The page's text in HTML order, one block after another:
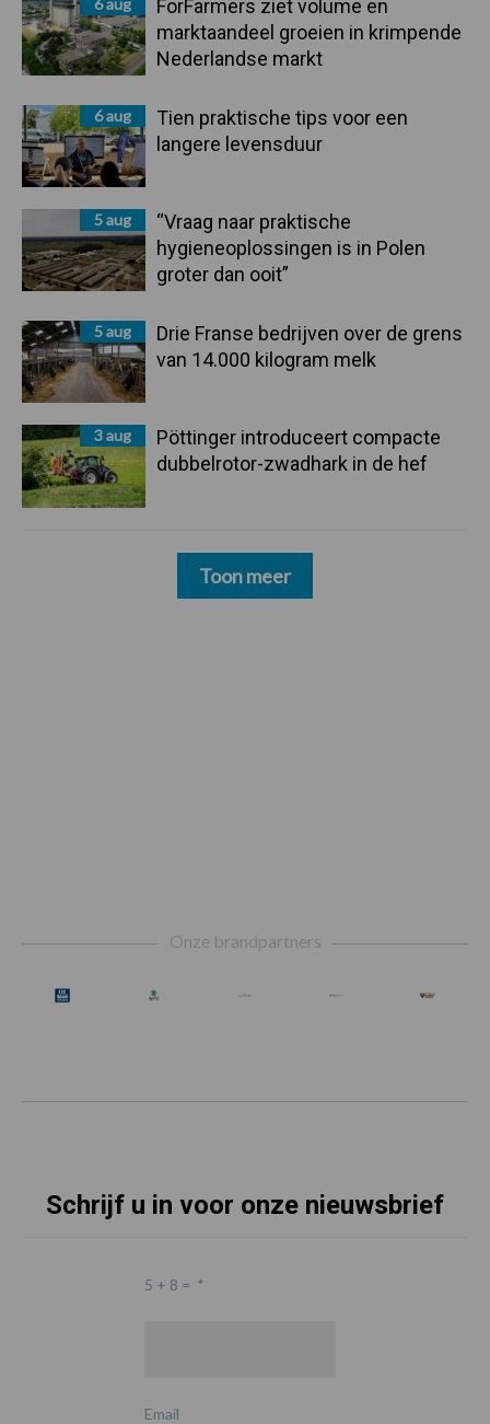
ForFarmers ziet volume en
marktaandeel groeien in krimpende
Nederlandse markt
6 aug
Tien praktische tips voor een
langere levensduur
5 aug
“Vraag naar praktische
hygieneoplossingen is in Polen
groter dan ooit”
5 aug
Drie Franse bedrijven over de grens
van 14.000 kilogram melk
3 aug
Pöttinger introduceert compacte
dubbelrotor-zwadhark in de hef
Toon meer
Onze brandpartners
Schrijf u in voor onze nieuwsbrief
5 + 8 = *
Email